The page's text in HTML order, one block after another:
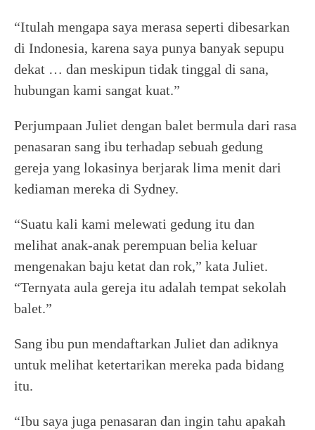
“Itulah mengapa saya merasa seperti dibesarkan
di Indonesia, karena saya punya banyak sepupu
dekat … dan meskipun tidak tinggal di sana,
hubungan kami sangat kuat.”
Perjumpaan Juliet dengan balet bermula dari rasa
penasaran sang ibu terhadap sebuah gedung
gereja yang lokasinya berjarak lima menit dari
kediaman mereka di Sydney.
“Suatu kali kami melewati gedung itu dan
melihat anak-anak perempuan belia keluar
mengenakan baju ketat dan rok,” kata Juliet.
“Ternyata aula gereja itu adalah tempat sekolah
balet.”
Sang ibu pun mendaftarkan Juliet dan adiknya
untuk melihat ketertarikan mereka pada bidang
itu.
“Ibu saya juga penasaran dan ingin tahu apakah